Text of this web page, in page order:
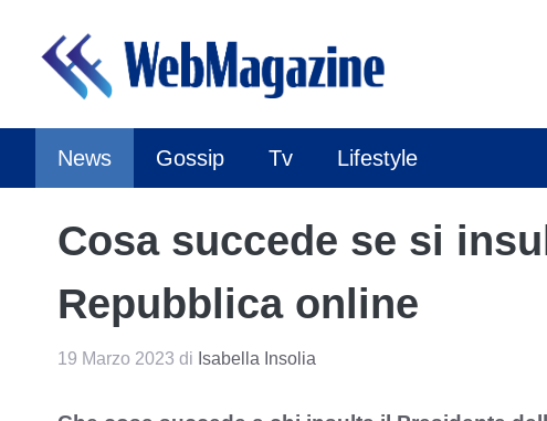
contenuto
News Gossip Tv Lifestyle
Cosa succede se si
Repubblica online
19 Marzo 2023 di Isabella Insolia